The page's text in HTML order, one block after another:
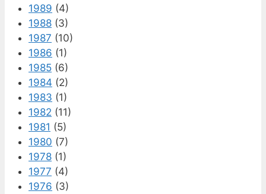
1989 (4)
1988 (3)
1987 (10)
1986 (1)
1985 (6)
1984 (2)
1983 (1)
1982 (11)
1981 (5)
1980 (7)
1978 (1)
1977 (4)
1976 (3)